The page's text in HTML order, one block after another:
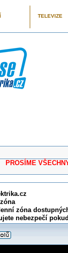
TELEVIZE
VŠECHNY
zóna
nebezpečí